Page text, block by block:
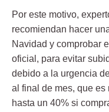
Por este motivo,
recomiendan hacer
Navidad y comprobar
oficial, para evitar
debido a la urgencia
al final de mes, que
hasta un 40% si